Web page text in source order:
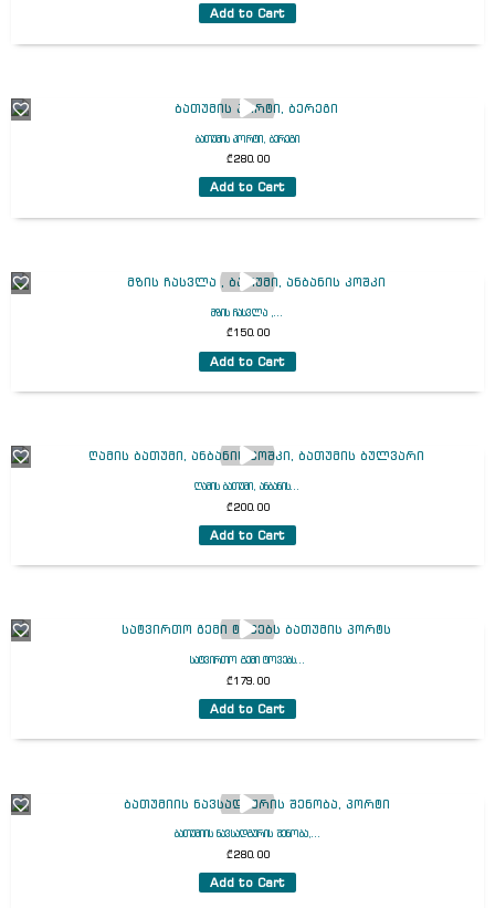
Add to Cart
ბათუმის პორტი, ბერეგი
₾280.00
Add to Cart
მზის ჩასვლა ,...
₾150.00
Add to Cart
ღამის ბათუმი, ანბანის...
₾200.00
Add to Cart
სატვირთო გემი ტოვებს...
₾179.00
Add to Cart
ბათუმიის ნავსადგურის შენობა,...
₾280.00
Add to Cart